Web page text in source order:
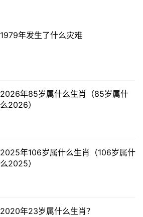
1979年发生了什么灾难
2026年85岁属什么生肖（85岁属什
么2026）
2025年106岁属什么生肖（106岁属什
么2025）
2020年23岁属什么生肖？